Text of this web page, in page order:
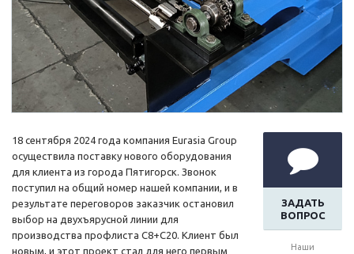
ЗАДАТЬ
ВОПРОС
Наши
18 сентября 2024 года компания Eurasia Group
осуществила поставку нового оборудования
для клиента из города Пятигорск. Звонок
поступил на общий номер нашей компании, и в
результате переговоров заказчик остановил
выбор на двухъярусной линии для
производства профлиста С8+С20. Клиент был
новым, и этот проект стал для него первым